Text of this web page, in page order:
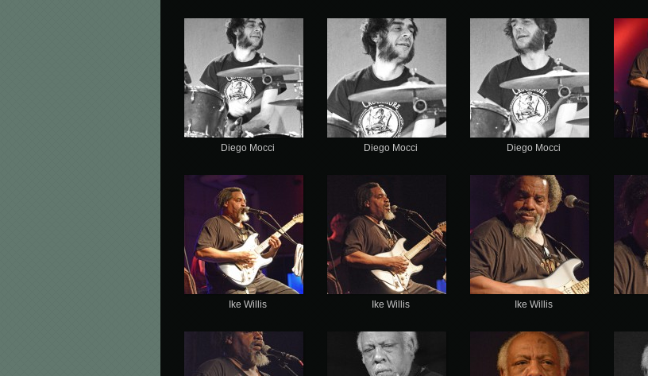
Diego Mocci Diego Mocci Diego Mocci
Ike Willis Ike Willis Ike Willis